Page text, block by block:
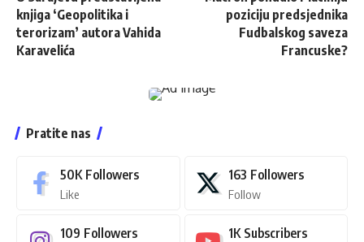
knjiga ‘Geopolitika i
terorizam’ autora Vahida
Karavelića
poziciju predsjednika
Fudbalskog saveza
Francuske?
Pratite nas
50K Followers
Like
163 Followers
Follow
109 Followers 1K Subscribers